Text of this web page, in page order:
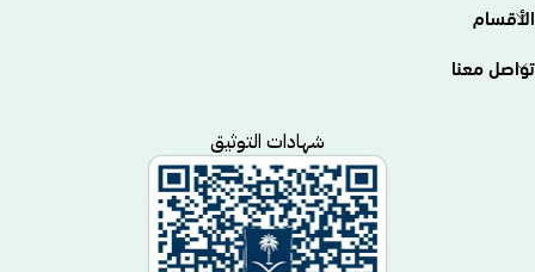
الأقسام
تواصل معنا
شهادات التوثيق